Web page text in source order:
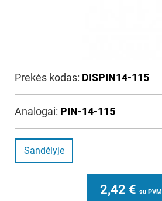
Prekės kodas: DISPIN14-115
Analogai: PIN-14-115
Sandėlyje
2,42 € su PVM